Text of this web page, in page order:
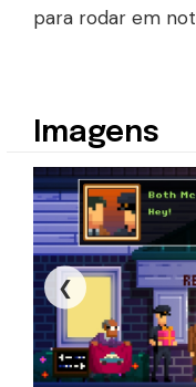
para rodar em
Imagens
❮